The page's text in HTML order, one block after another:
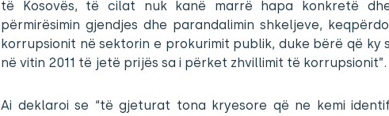
të Kosovës, të cilat nuk kanë marrë hapa konkretë
përmirësimin gjendjes dhe parandalimin shkeljeve,
korrupsionit në sektorin e prokurimit publik, duke bërë që ky
në vitin 2011 të jetë prijës sa i përket zhvillimit të korrupsionit”.
Ai deklaroi se “të gjeturat tona kryesore që ne kemi